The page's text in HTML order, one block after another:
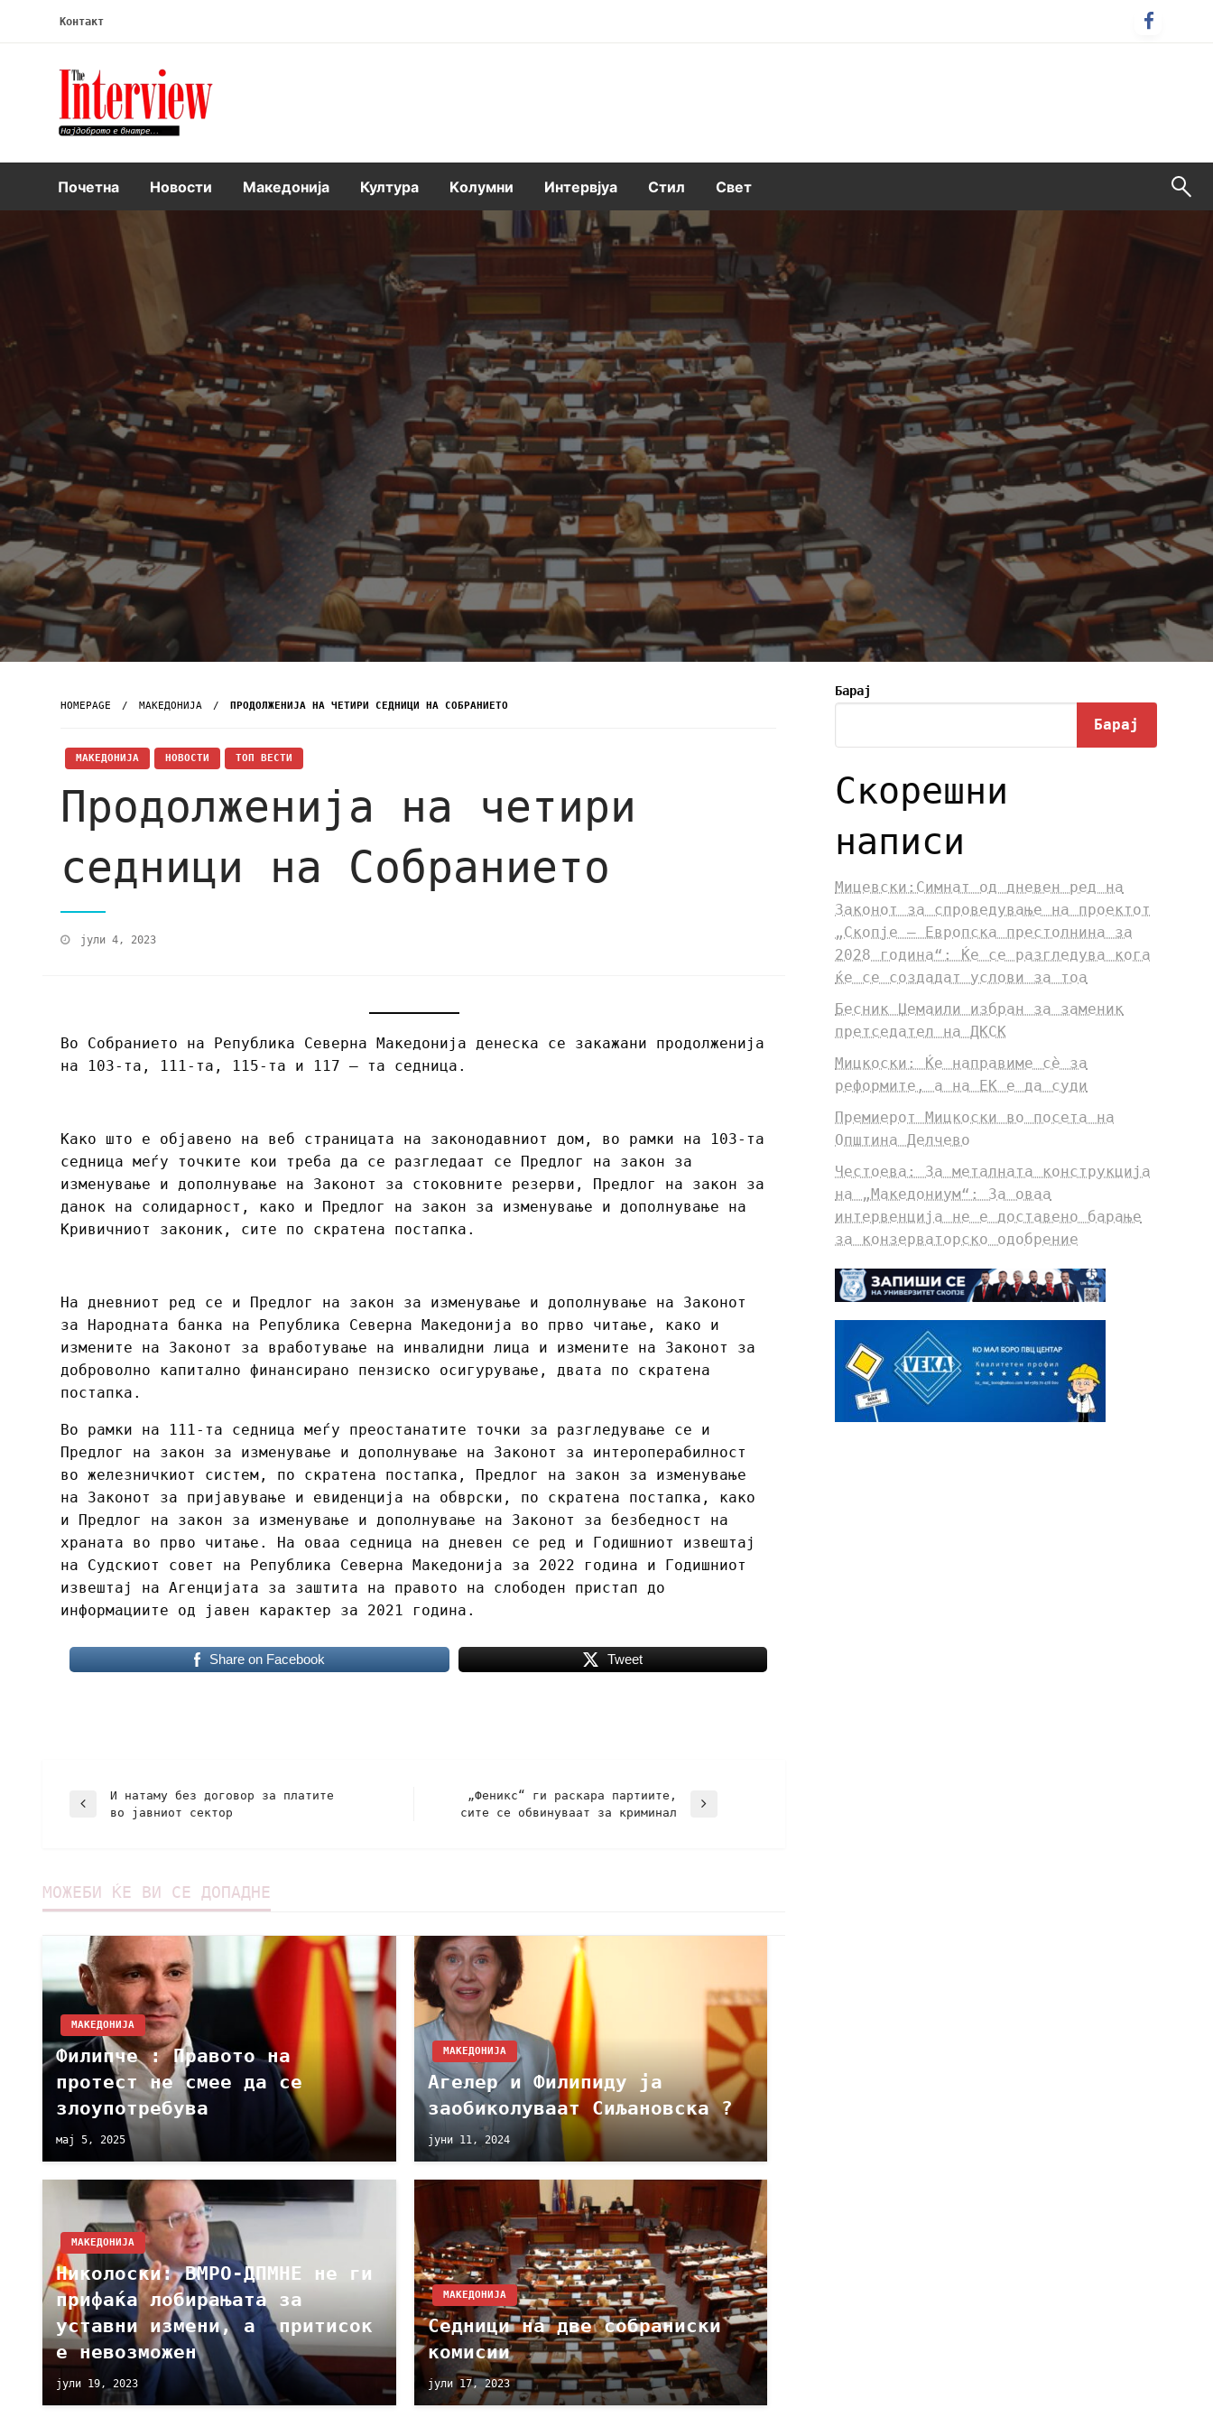
Контакт
Интервју
Почетна Новости Македонија Култура Kолумни Интервјуа Стил Свет
HOMEPAGE МАКЕДОНИЈА ПРОДОЛЖЕНИЈА НА ЧЕТИРИ СЕДНИЦИ НА СОБРАНИЕТО
МАКЕДОНИЈА НОВОСТИ ТОП ВЕСТИ
Продолженија на четири
седници на Собранието
јули 4, 2023
Во Собранието на Република Северна Македонија денеска се закажани продолженија
на 103-та, 111-та, 115-та и 117 – та седница.
Како што е објавено на веб страницата на законодавниот дом, во рамки на 103-та
седница меѓу точките кои треба да се разгледаат се Предлог на закон за
изменување и дополнување на Законот за стоковните резерви, Предлог на закон за
данок на солидарност, како и Предлог на закон за изменување и дополнување на
Кривичниот законик, сите по скратена постапка.
На дневниот ред се и Предлог на закон за изменување и дополнување на Законот
за Народната банка на Република Северна Македонија во прво читање, како и
измените на Законот за вработување на инвалидни лица и измените на Законот за
доброволно капитално финансирано пензиско осигурување, двата по скратена
постапка.
Во рамки на 111-та седница меѓу преостанатите точки за разгледување се и
Предлог на закон за изменување и дополнување на Законот за интероперабилност
во железничкиот систем, по скратена постапка, Предлог на закон за изменување
на Законот за пријавување и евиденција на обврски, по скратена постапка, како
и Предлог на закон за изменување и дополнување на Законот за безбедност на
храната во прво читање. На оваа седница на дневен се ред и Годишниот извештај
на Судскиот совет на Република Северна Македонија за 2022 година и Годишниот
извештај на Агенцијата за заштита на правото на слободен пристап до
информациите од јавен карактер за 2021 година.
Share on Facebook Tweet
И натаму без договор за платите
во јавниот сектор
„Феникс“ ги раскара партиите,
сите се обвинуваат за криминал
МОЖЕБИ ЌЕ ВИ СЕ ДОПАДНЕ
МАКЕДОНИЈА
Филипче : Правото на
протест не смее да се
злоупотребува
мај 5, 2025
МАКЕДОНИЈА
Агелер и Филипиду ја
заобиколуваат Сиљановска ?
јуни 11, 2024
МАКЕДОНИЈА
Николоски: ВМРО-ДПМНЕ не ги
прифаќа лобирањата за
уставни измени, а притисок
е невозможен
јули 19, 2023
МАКЕДОНИЈА
Седници на две собраниски
комисии
јули 17, 2023
Барај
Барај
Скорешни
написи
Мицевски:Симнат од дневен ред на
Законот за спроведување на проектот
„Скопје – Европска престолнина за
2028 година“: Ќе се разгледува кога
ќе се создадат услови за тоа
Бесник Џемаили избран за заменик
претседател на ДКСК
Мицкоски: Ќе направиме сè за
реформите, а на ЕК е да суди
Премиерот Мицкоски во посета на
Општина Делчево
Честоева: За металната конструкција
на „Македониум“: За оваа
интервенција не е доставено барање
за конзерваторско одобрение